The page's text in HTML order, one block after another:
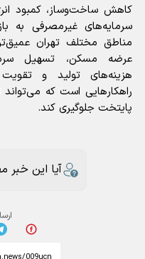
کاهش ساخت‌وساز، کمبود
سرمایه‌های غیرمصرفی به
مناطق مختلف تهران
عرضه مسکن، تسهیل
هزینه‌های تولید و
راهکار‌هایی است که
پایتخت جلوگیری کند.
آیا این خبر